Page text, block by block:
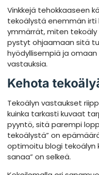
Vinkkejä tehokkaaseen
tekoälystä enemmän irti
ymmärrät, miten tekoäly
pystyt ohjaamaan sitä
hyödyllisempiä ja
vastauksia.
Kehota
Tekoälyn vastaukset
kuinka tarkasti kuvaat
pyyntö, sitä parempi
tekoälystä” on
optimoitu blogi tekoälyn
sanaa” on selkeä.